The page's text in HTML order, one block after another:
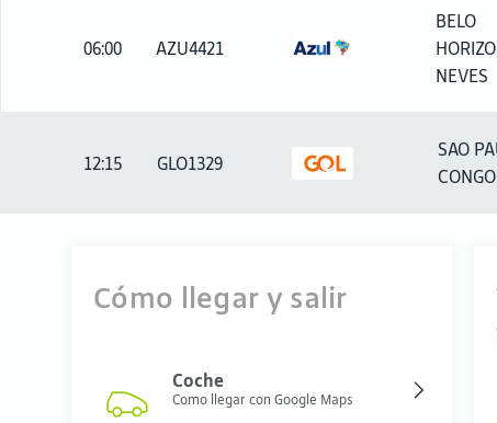
06:00 AZU4421
BELO
NEVES
12:15 GLO1329
SAO
Cómo llegar y salir
Coche
Como llegar con Google Maps